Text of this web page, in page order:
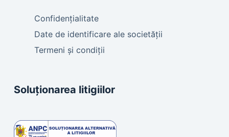
Confidențialitate
Date de identificare ale societății
Termeni și condiții
Soluționarea litigiilor